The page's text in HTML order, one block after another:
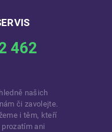
462
našich
či zavolejte.
i těm, kteří
ani